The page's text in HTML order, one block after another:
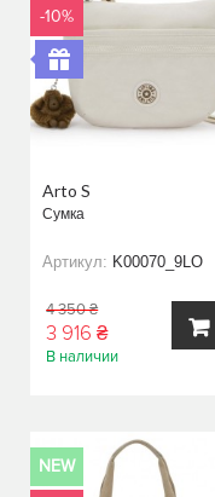
-10%
Arto S
Сумка
Артикул: K00070_9LO
4 350 ₴
3 916 ₴
В наличии
NEW